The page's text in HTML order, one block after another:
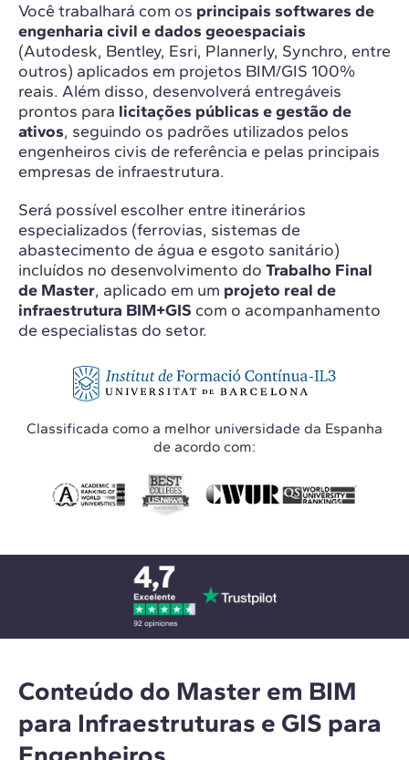
Você trabalhará com os principais softwares de
engenharia civil e dados geoespaciais
(Autodesk, Bentley, Esri, Plannerly, Synchro, entre
outros) aplicados em projetos BIM/GIS 100%
reais. Além disso, desenvolverá entregáveis
prontos para licitações públicas e gestão de
ativos, seguindo os padrões utilizados pelos
engenheiros civis de referência e pelas principais
empresas de infraestrutura.
Será possível escolher entre itinerários
especializados (ferrovias, sistemas de
abastecimento de água e esgoto sanitário)
incluídos no desenvolvimento do Trabalho Final
de Master, aplicado em um projeto real de
infraestrutura BIM+GIS com o acompanhamento
de especialistas do setor.
Classificada como a melhor universidade da Espanha
de acordo com:
Conteúdo do Master em BIM
para Infraestruturas e GIS para